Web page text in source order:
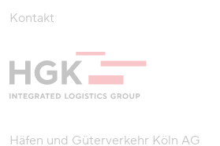
Kontakt
Häfen und Güterverkehr Köln AG